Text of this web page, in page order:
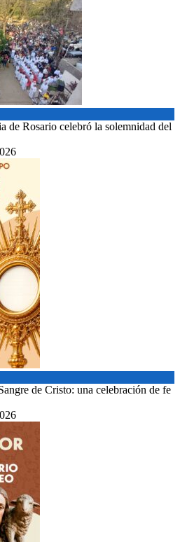
de Rosario celebró la solemnidad del
de Cristo: una celebración de fe